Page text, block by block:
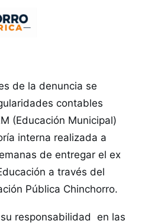
de la denuncia se
contables
(Educación Municipal)
interna realizada a
de entregar el ex
a través del
Pública Chinchorro.
responsabilidad en las